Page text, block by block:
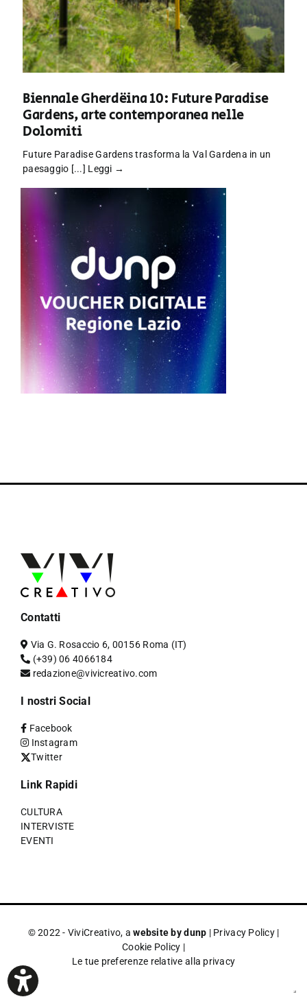
Biennale Gherdëina 10: Future Paradise
Gardens, arte contemporanea nelle
Dolomiti
Future Paradise Gardens trasforma la Val Gardena in un
paesaggio [...] Leggi →
Contatti
Via G. Rosaccio 6, 00156 Roma (IT)
(+39) 06 4066184
redazione@vivicreativo.com
I nostri Social
Facebook
Instagram
Twitter
Link Rapidi
CULTURA
INTERVISTE
EVENTI
© 2022 - ViviCreativo, awebsite by dunp | Privacy Policy|
Cookie Policy |
Le tue preferenze relative alla privacy